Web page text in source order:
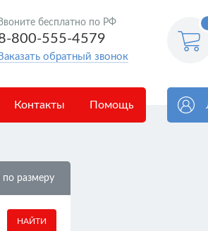
бесплатно по РФ
800-555-4579
обратный звонок
|| 0
Контакты Помощь
НАЙТИ
по размеру